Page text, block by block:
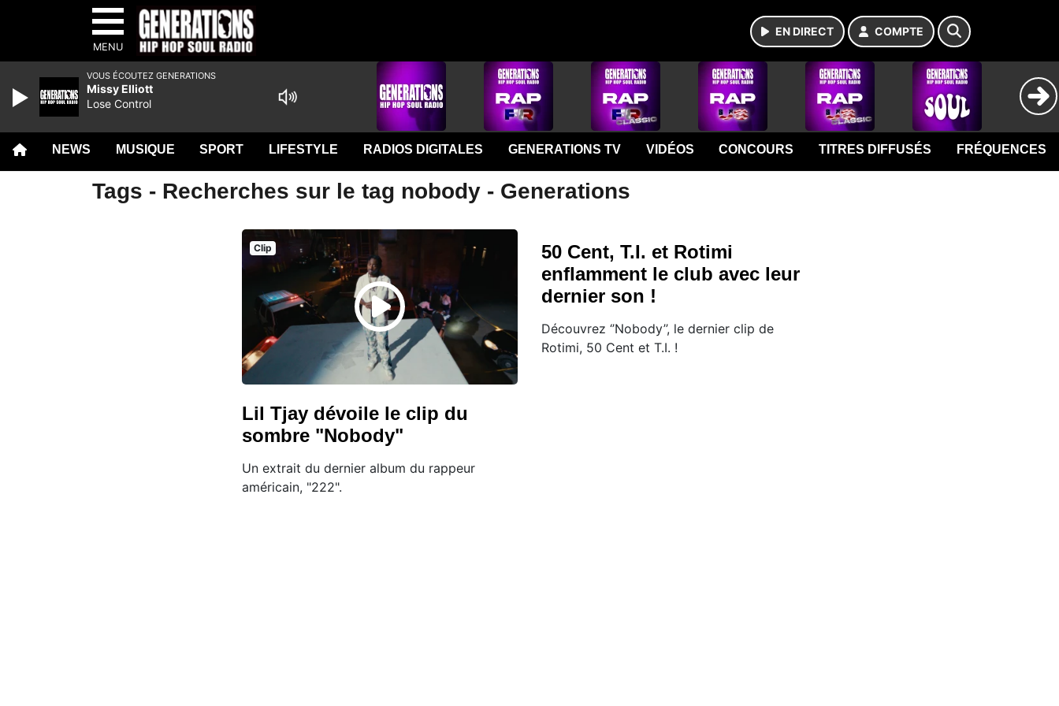
MENU
EN DIRECT COMPTE
NEWS MUSIQUE SPORT LIFESTYLE RADIOS DIGITALES GENERATIONS TV VIDÉOS CONCOURS TITRES DIFFUSÉS FRÉQUENCES
Tags - Recherches sur le tag nobody - Generations
Clip
Lil Tjay dévoile le clip du
sombre "Nobody"
Un extrait du dernier album du rappeur
américain, "222".
50 Cent, T.I. et Rotimi
enflamment le club avec leur
dernier son !
​Découvrez ‘’Nobody’’, le dernier clip de
Rotimi, 50 Cent et T.I. !
VOUS ÉCOUTEZ GENERATIONS
Missy Elliott
Lose Control